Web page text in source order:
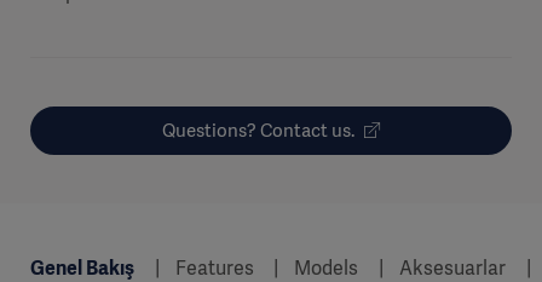
Questions? Contact us.
Genel Bakış Features Models Aksesuarlar